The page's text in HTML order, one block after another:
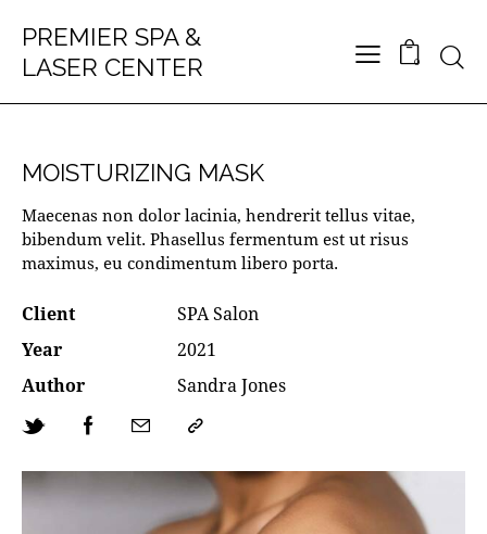
PREMIER SPA &
LASER CENTER
0
MOISTURIZING MASK
Maecenas non dolor lacinia, hendrerit tellus vitae,
bibendum velit. Phasellus fermentum est ut risus
maximus, eu condimentum libero porta.
Client
SPA Salon
Year
2021
Author
Sandra Jones